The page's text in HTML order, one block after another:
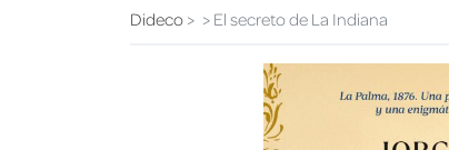
Dideco El secreto de La Indiana